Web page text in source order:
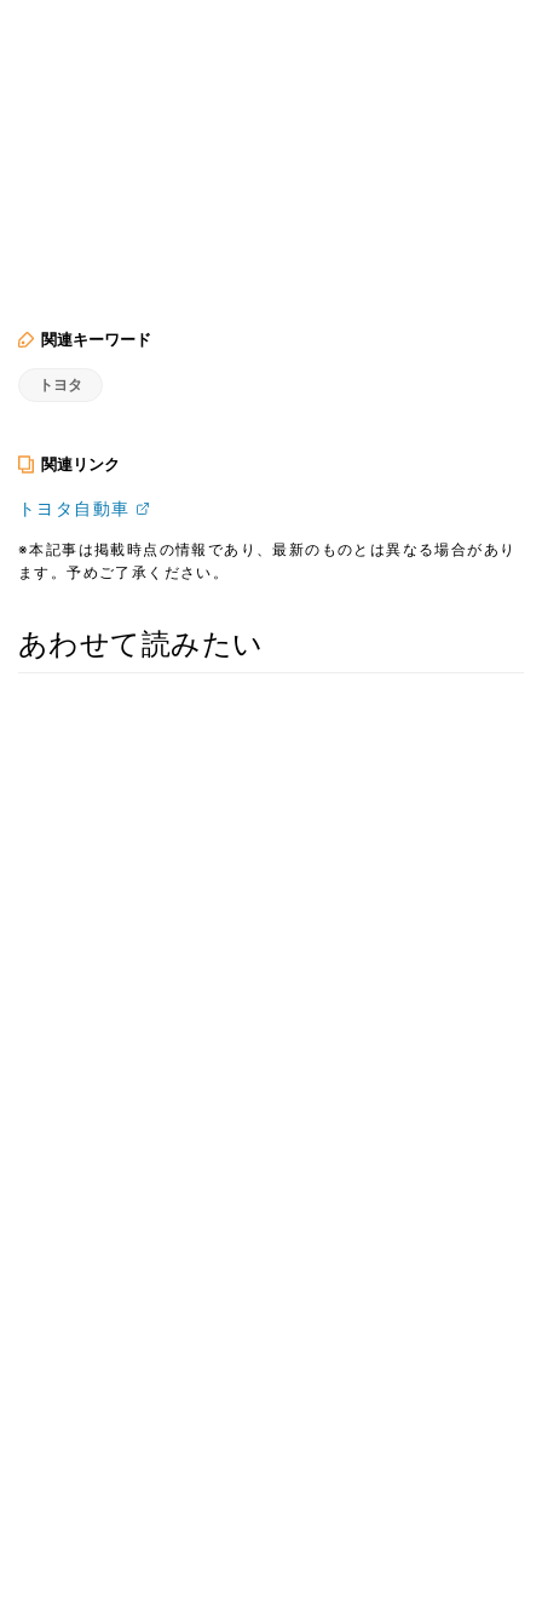
関連キーワード
トヨタ
関連リンク
トヨタ自動車
※本記事は掲載時点の情報であり、最新のものとは異なる場合があり
ます。予めご了承ください。
あわせて読みたい